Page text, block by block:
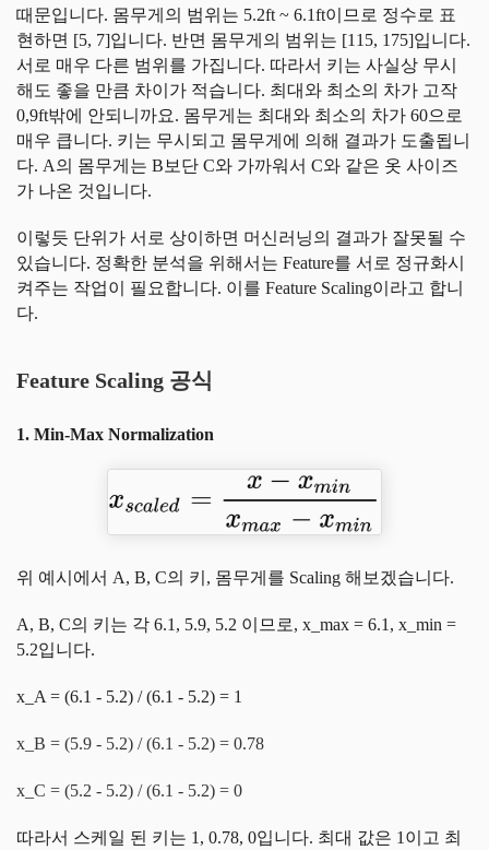
때문입니다. 몸무게의 범위는 5.2ft ~ 6.1ft이므로 정수로 표
현하면 [5, 7]입니다. 반면 몸무게의 범위는 [115, 175]입니다.
서로 매우 다른 범위를 가집니다. 따라서 키는 사실상 무시
해도 좋을 만큼 차이가 적습니다. 최대와 최소의 차가 고작
0,9ft밖에 안되니까요. 몸무게는 최대와 최소의 차가 60으로
매우 큽니다. 키는 무시되고 몸무게에 의해 결과가 도출됩니
다. A의 몸무게는 B보단 C와 가까워서 C와 같은 옷 사이즈
가 나온 것입니다.
이렇듯 단위가 서로 상이하면 머신러닝의 결과가 잘못될 수
있습니다. 정확한 분석을 위해서는 Feature를 서로 정규화시
켜주는 작업이 필요합니다. 이를 Feature Scaling이라고 합니
다.
Feature Scaling 공식
1. Min-Max Normalization
위 예시에서 A, B, C의 키, 몸무게를 Scaling 해보겠습니다.
A, B, C의 키는 각 6.1, 5.9, 5.2 이므로, x_max = 6.1, x_min =
5.2입니다.
x_A = (6.1 - 5.2) / (6.1 - 5.2) = 1
x_B = (5.9 - 5.2) / (6.1 - 5.2) = 0.78
x_C = (5.2 - 5.2) / (6.1 - 5.2) = 0
따라서 스케일 된 키는 1, 0.78, 0입니다. 최대 값은 1이고 최